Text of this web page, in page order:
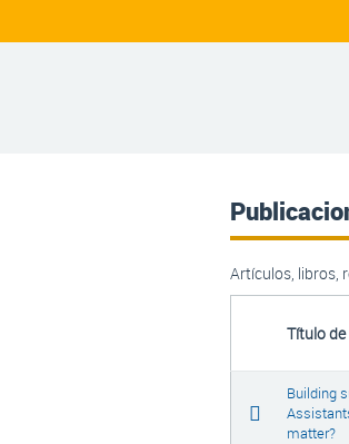
Artículos, libros,
Título
Building
matter?